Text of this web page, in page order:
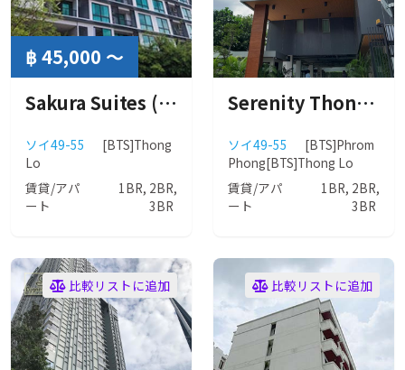
฿ 45,000 ～
Sakura Suites (サクラ スイート)
ソイ49-55
[BTS]Thong
Lo
賃貸/アパ
ート
1BR, 2BR,
3BR
Serenity Thonglor (セレニティ トンロー)
ソイ49-55
[BTS]Phrom
Phong[BTS]Thong Lo
賃貸/アパ
ート
1BR, 2BR,
3BR
比較リストに追加 比較リストに追加